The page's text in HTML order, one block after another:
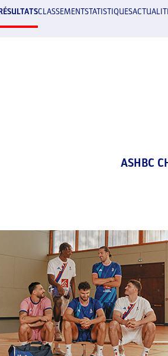
CLASSEMENTSTATISTIQUES
ASHBC